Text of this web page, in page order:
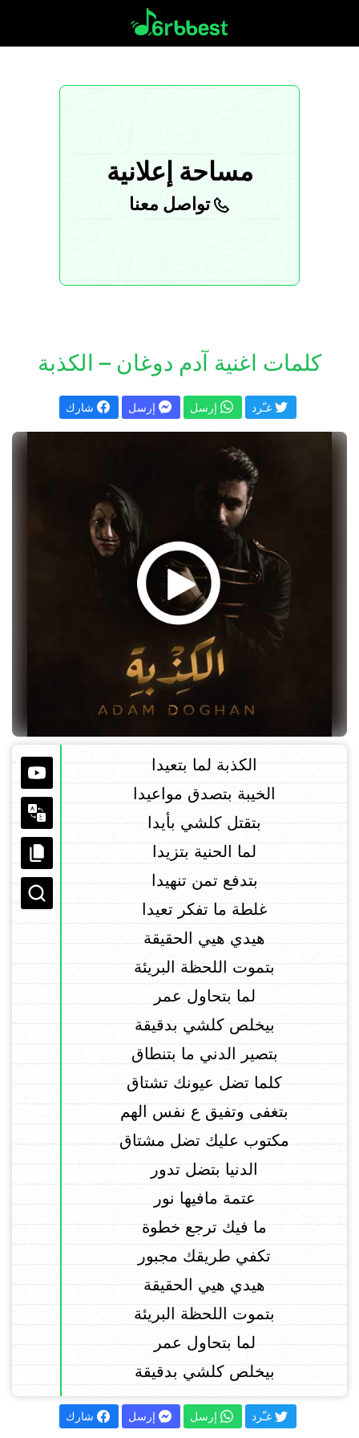
مساحة إعلانية
تواصل معنا
كلمات اغنية آدم دوغان – الكذبة
الكذبة لما بتعيدا
الخيبة بتصدق مواعيدا
بتقتل كلشي بأيدا
لما الحنية بتزيدا
بتدفع تمن تنهيدا
غلطة ما تفكر تعيدا
هيدي هيي الحقيقة
بتموت اللحظة البريئة
لما بتحاول عمر
بيخلص كلشي بدقيقة
بتصير الدني ما بتنطاق
كلما تضل عيونك تشتاق
بتغفى وتفيق ع نفس الهم
مكتوب عليك تضل مشتاق
الدنيا بتضل تدور
عتمة مافيها نور
ما فيك ترجع خطوة
تكفي طريقك مجبور
هيدي هيي الحقيقة
بتموت اللحظة البريئة
لما بتحاول عمر
بيخلص كلشي بدقيقة